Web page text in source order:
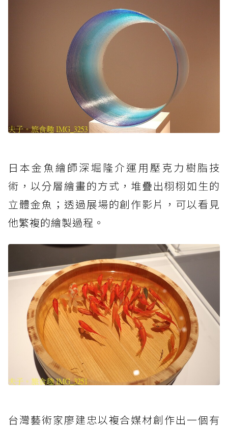
日本金魚繪師深堀隆介運用壓克力樹脂技
術，以分層繪畫的方式，堆疊出栩栩如生的
立體金魚；透過展場的創作影片，可以看見
他繁複的繪製過程。
台灣藝術家廖建忠以複合媒材創作出一個有